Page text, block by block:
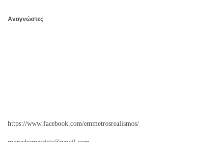
Αναγνώστες
https://www.facebook.com/emmetrosrealismos/